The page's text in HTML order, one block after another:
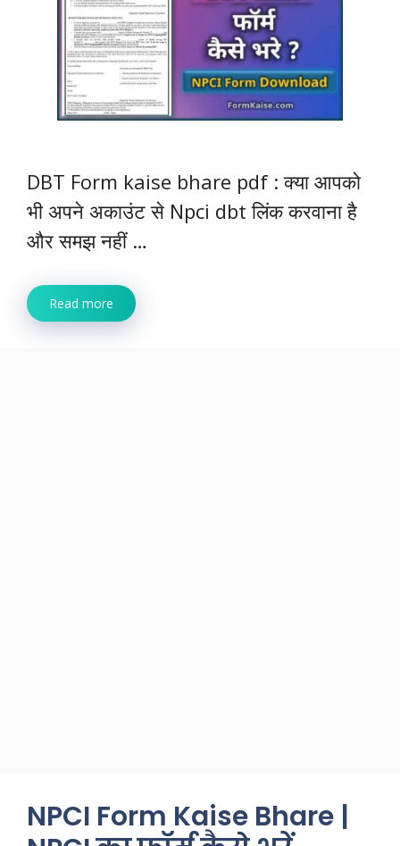
DBT Form kaise bhare pdf : क्या आपको
भी अपने अकाउंट से Npci dbt लिंक करवाना है
और समझ नहीं …
Read more
NPCI Form Kaise Bhare |